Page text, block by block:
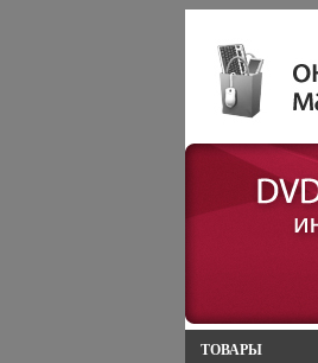
ТОВАРЫ